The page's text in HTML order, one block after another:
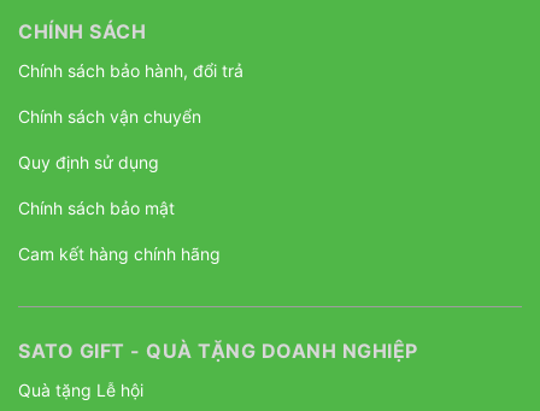
CHÍNH SÁCH
Chính sách bảo hành, đổi trả
Chính sách vận chuyển
Quy định sử dụng
Chính sách bảo mật
Cam kết hàng chính hãng
SATO GIFT - QUÀ TẶNG DOANH NGHIỆP
Quà tặng Lễ hội